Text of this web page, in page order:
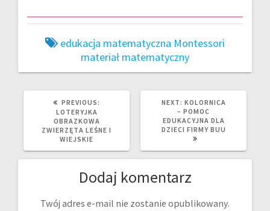
edukacja matematyczna Montessori
materiał matematyczny
PREVIOUS:
LOTERYJKA
OBRAZKOWA
ZWIERZĘTA LEŚNE I
WIEJSKIE
NEXT: NEXT
POST:
KOLORNICA
– POMOC
EDUKACYJNA DLA
DZIECI FIRMY BUU
Dodaj komentarz
Twój adres e-mail nie zostanie opublikowany.